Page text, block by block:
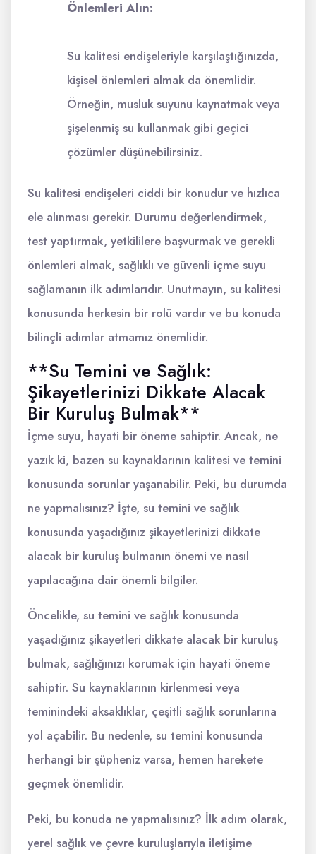
Önlemleri Alın:
Su kalitesi endişeleriyle karşılaştığınızda,
kişisel önlemleri almak da önemlidir.
Örneğin, musluk suyunu kaynatmak veya
şişelenmiş su kullanmak gibi geçici
çözümler düşünebilirsiniz.
Su kalitesi endişeleri ciddi bir konudur ve hızlıca
ele alınması gerekir. Durumu değerlendirmek,
test yaptırmak, yetkililere başvurmak ve gerekli
önlemleri almak, sağlıklı ve güvenli içme suyu
sağlamanın ilk adımlarıdır. Unutmayın, su kalitesi
konusunda herkesin bir rolü vardır ve bu konuda
bilinçli adımlar atmamız önemlidir.
**Su Temini ve Sağlık:
Şikayetlerinizi Dikkate Alacak
Bir Kuruluş Bulmak**
İçme suyu, hayati bir öneme sahiptir. Ancak, ne
yazık ki, bazen su kaynaklarının kalitesi ve temini
konusunda sorunlar yaşanabilir. Peki, bu durumda
ne yapmalısınız? İşte, su temini ve sağlık
konusunda yaşadığınız şikayetlerinizi dikkate
alacak bir kuruluş bulmanın önemi ve nasıl
yapılacağına dair önemli bilgiler.
Öncelikle, su temini ve sağlık konusunda
yaşadığınız şikayetleri dikkate alacak bir kuruluş
bulmak, sağlığınızı korumak için hayati öneme
sahiptir. Su kaynaklarının kirlenmesi veya
teminindeki aksaklıklar, çeşitli sağlık sorunlarına
yol açabilir. Bu nedenle, su temini konusunda
herhangi bir şüpheniz varsa, hemen harekete
geçmek önemlidir.
Peki, bu konuda ne yapmalısınız? İlk adım olarak,
yerel sağlık ve çevre kuruluşlarıyla iletişime